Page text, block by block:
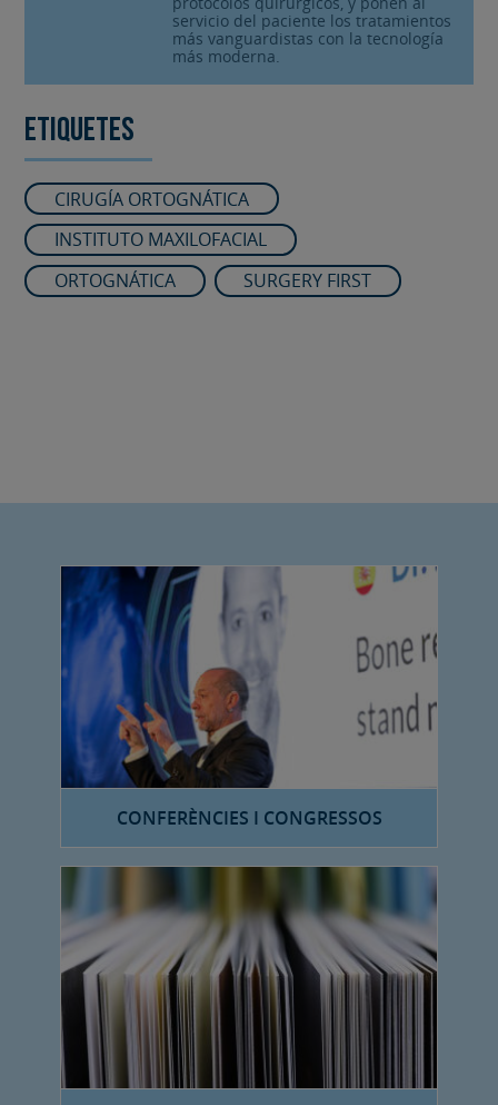
servicio del paciente los tratamientos
más vanguardistas con la tecnología
más moderna.
Etiquetes
CIRUGÍA ORTOGNÁTICA
INSTITUTO MAXILOFACIAL
ORTOGNÁTICA
SURGERY FIRST
CONFERÈNCIES I CONGRESSOS